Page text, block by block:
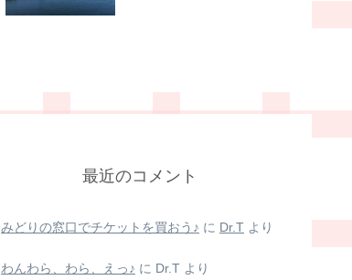
最近のコメント
みどりの窓口でチケットを買おう♪ に Dr.T より
わんわら、わら、えっ♪ に Dr.T より